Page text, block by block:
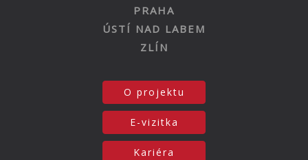
PRAHA
ÚSTÍ NAD LABEM
ZLÍN
O projektu
E-vizitka
Kariéra